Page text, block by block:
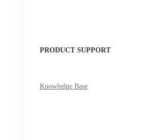
PRODUCT SUPPORT
Knowledge Base